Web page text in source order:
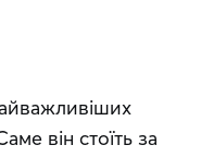
він стоїть за